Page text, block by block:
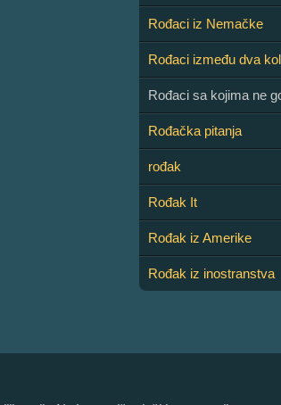
Rođaci iz Nemačke
Rođaci između dva
Rođaci sa kojima ne
Rođačka pitanja
rođak
Rođak It
Rođak iz Amerike
Rođak iz inostranstva